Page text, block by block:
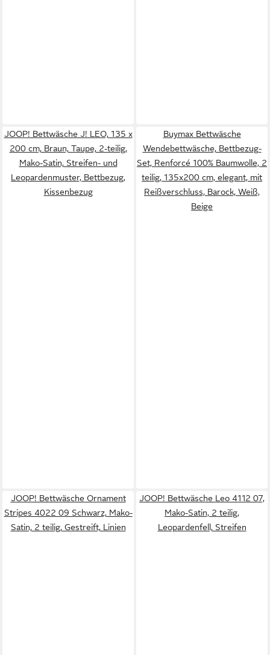
JOOP! Bettwäsche J! LEO, 135 x
200 cm, Braun, Taupe, 2-teilig,
Mako-Satin, Streifen- und
Leopardenmuster, Bettbezug,
Kissenbezug
Buymax Bettwäsche
Wendebettwäsche, Bettbezug-
Set, Renforcé 100% Baumwolle, 2
teilig, 135x200 cm, elegant, mit
Reißverschluss, Barock, Weiß,
Beige
JOOP! Bettwäsche Ornament
Stripes 4022 09 Schwarz, Mako-
Satin, 2 teilig, Gestreift, Linien
JOOP! Bettwäsche Leo 4112 07,
Mako-Satin, 2 teilig,
Leopardenfell, Streifen